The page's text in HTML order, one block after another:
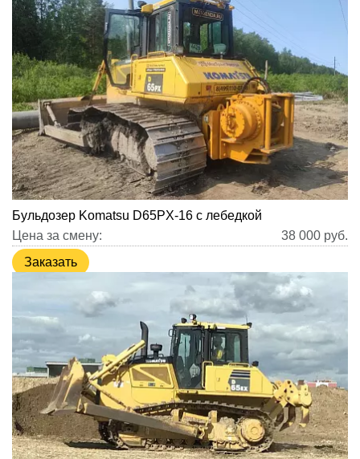
Бульдозер Komatsu D65PX-16 с лебедкой
Цена за смену:
38 000 руб.
Заказать